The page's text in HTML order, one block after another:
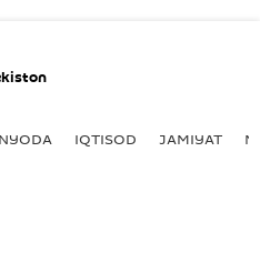
IQTISOD JAMIYAT